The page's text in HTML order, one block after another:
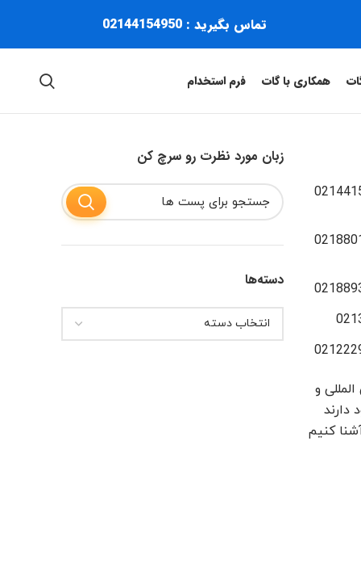
تماس بگیرید : 02144154950
همکاری با گات فرم استخدام
و
دارند
کنیم
زبان مورد نظرت رو سرچ کن
دسته‌ها